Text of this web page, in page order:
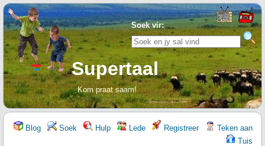
Soek vir:
Supertaal
Kom praat saam!
Blog Soek Hulp Lede Registreer
Teken aan
Tuis